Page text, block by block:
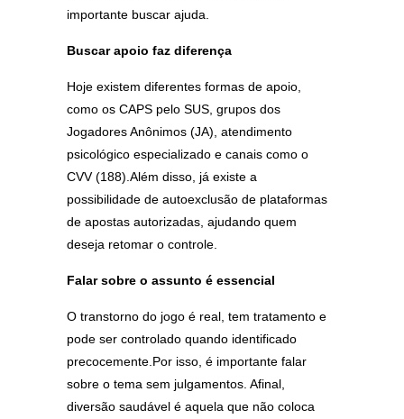
importante buscar ajuda.
Buscar apoio faz diferença
Hoje existem diferentes formas de apoio,
como os CAPS pelo SUS, grupos dos
Jogadores Anônimos (JA), atendimento
psicológico especializado e canais como o
CVV (188).Além disso, já existe a
possibilidade de autoexclusão de plataformas
de apostas autorizadas, ajudando quem
deseja retomar o controle.
Falar sobre o assunto é essencial
O transtorno do jogo é real, tem tratamento e
pode ser controlado quando identificado
precocemente.Por isso, é importante falar
sobre o tema sem julgamentos. Afinal,
diversão saudável é aquela que não coloca